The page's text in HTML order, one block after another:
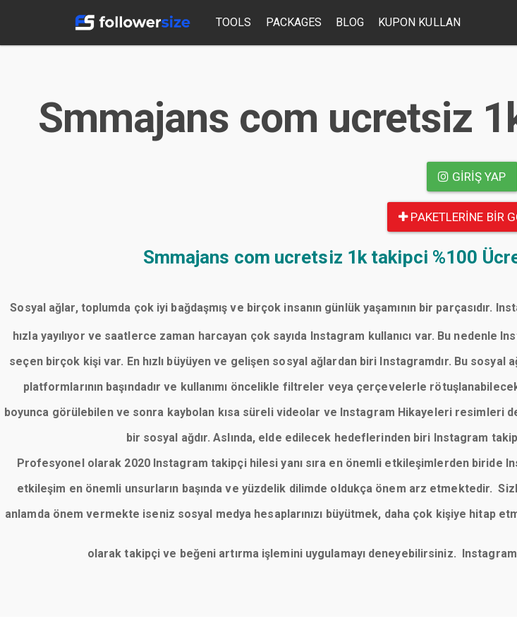
TOOLS PACKAGES BLOG KUPON KULLAN
Smmajans com ucretsiz
GIRIŞ YAP
PAKETLERINE BIR
Smmajans com ucretsiz 1k takipci %100
Sosyal ağlar, toplumda çok iyi bağdaşmış ve birçok insanın günlük yaşamının bir parçasıdır.
hızla yayılıyor ve saatlerce zaman harcayan çok sayıda Instagram kullanıcı var. Bu nedenle
seçen birçok kişi var. En hızlı büyüyen ve gelişen sosyal ağlardan biri Instagramdır. Bu
platformlarının başındadır ve kullanımı öncelikle filtreler veya çerçevelerle
boyunca görülebilen ve sonra kaybolan kısa süreli videolar ve Instagram Hikayeleri
bir sosyal ağdır. Aslında, elde edilecek hedeflerinden biri Instagram
Profesyonel olarak 2020 Instagram takipçi hilesi yanı sıra en önemli etkileşimlerden biride
etkileşim en önemli unsurların başında ve yüzdelik dilimde oldukça önem arz etmektedir.
anlamda önem vermekte iseniz sosyal medya hesaplarınızı büyütmek, daha çok kişiye hitap
olarak takipçi ve beğeni artırma işlemini uygulamayı deneyebilirsiniz.